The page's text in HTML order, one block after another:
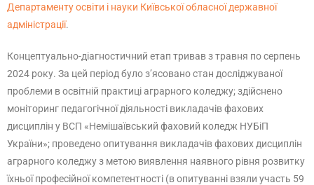
Департаменту освіти і науки Київської обласної державної
адміністрації.
Концептуально-діагностичний етап тривав з травня по серпень
2024 року. За цей період було з’ясовано стан досліджуваної
проблеми в освітній практиці аграрного коледжу; здійснено
моніторинг педагогічної діяльності викладачів фахових
дисциплін у ВСП «Немішаївський фаховий коледж НУБіП
України»; проведено опитування викладачів фахових дисциплін
аграрного коледжу з метою виявлення наявного рівня розвитку
їхньої професійної компетентності (в опитуванні взяли участь 59